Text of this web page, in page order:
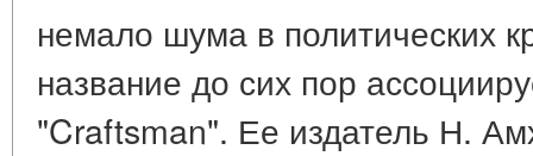
немало шума в политических
название до сих пор
"Craftsman". Ее издатель Н.